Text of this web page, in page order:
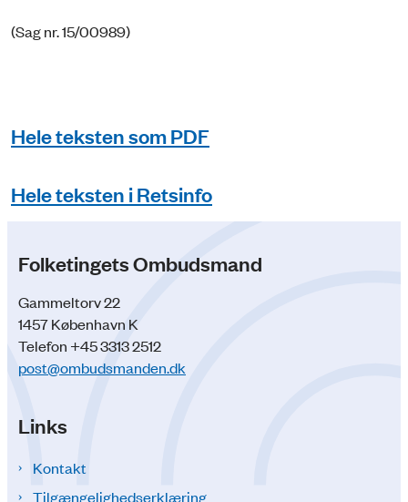
(Sag nr. 15/00989)
Hele teksten som PDF
Hele teksten i Retsinfo
Folketingets Ombudsmand
Gammeltorv 22
1457 København K
Telefon +45 3313 2512
post@ombudsmanden.dk
Links
Kontakt
Tilgængelighedserklæring